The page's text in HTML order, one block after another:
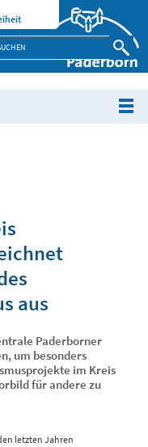
aus
Paderborner
um besonders
im Kreis
für andere zu
letzten Jahren